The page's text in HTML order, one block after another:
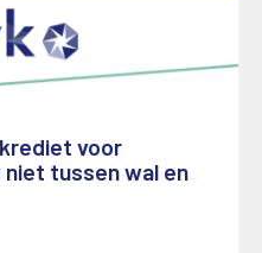
voor
niet tussen wal en